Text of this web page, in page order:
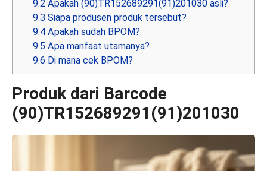
9.2 Apakah (90)TR152689291(91)201030 asli?
9.3 Siapa produsen produk tersebut?
9.4 Apakah sudah BPOM?
9.5 Apa manfaat utamanya?
9.6 Di mana cek BPOM?
Produk dari Barcode
(90)TR152689291(91)201030